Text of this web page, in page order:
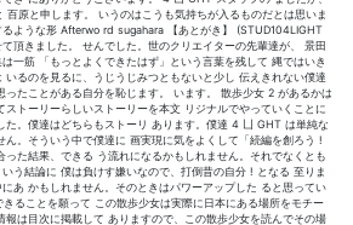
原と申します。 いうのはこうも気持ちが入るものだとは思いま
ような形 Afterwo rd sugahara 【あとがき】 (STUD104LIGHT
頂きました。 せんでした。世のクリエイターの先輩達が、 景田
一筋 「もっとよくできたはず」という言葉を残して 縄ではいき
いるのを見るに、うじうじみつともないと少し 伝えきれない僕達
ったことがある自分を恥じます。 います。 散歩少女 2 があるかは
ストーリーらしいストーリーを本文 リジナルでやっていくことに
た。僕達はどちらもストーリ あります。僕達 4 凵 GHT は単純な
。そういう中で僕達に 画実現に気をよくして「続編を創ろう !
った結果、できる う流れになるかもしれません。それでなくとも
う結論に 僕は負けす嫌いなので、打倒昔の自分 ! となる 至りま
あ かもしれません。そのときはパワーアップした ると思ってい
ることを願って この散歩少女は実際に日本にある場所をモチー
は目次に掲載して ありますので、この散歩少女を読んでその場